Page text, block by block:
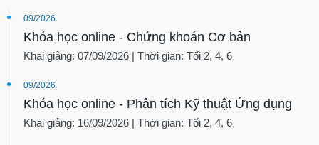
09/2026
Khóa học online - Chứng khoán Cơ bản
Khai giảng: 07/09/2026 | Thời gian: Tối 2, 4, 6
09/2026
Khóa học online - Phân tích Kỹ thuật Ứng dụng
Khai giảng: 16/09/2026 | Thời gian: Tối 2, 4, 6